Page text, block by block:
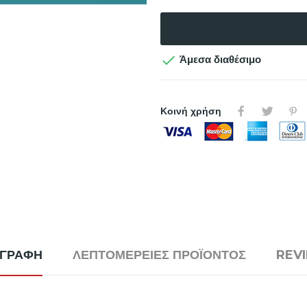
 Άμεσα διαθέσιμο
Κοινή χρήση
ΛΕΠΤΟΜΈΡΕΙΕΣ ΠΡΟΪΌΝΤΟΣ